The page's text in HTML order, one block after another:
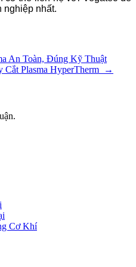
nghiệp nhất.
An Toàn, Đúng Kỹ Thuật
Plasma HyperTherm
→
Cơ Khí